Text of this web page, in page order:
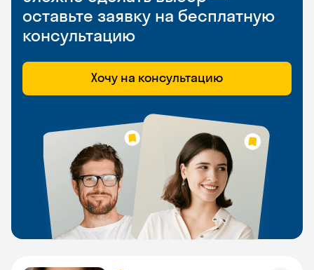
оставьте заявку на бесплатную
консультацию
Хочу на консультацию